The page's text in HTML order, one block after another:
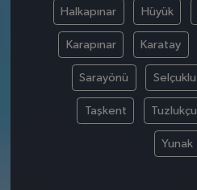
Halkapınar Hüyük
Karapınar Karatay
Sarayönü Selçuklu
Taşkent Tuzlukçu
Yunak